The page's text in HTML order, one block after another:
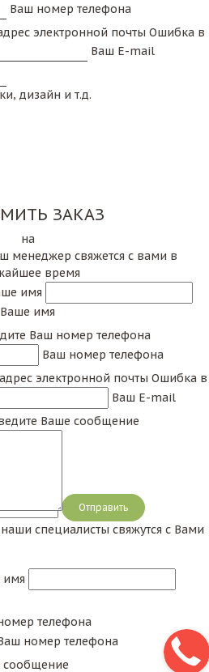
Ваш номер телефона
электронной почты Ошибка в
Ваш E-mail
дизайн и т.д.
ЗАКАЗ
на
менеджер свяжется с вами в
время
имя
Ваше имя
Ваш номер телефона
Ваш номер телефона
электронной почты Ошибка в
Ваш E-mail
Ваше сообщение
Сообщение
специалисты свяжутся с Вами
имя
телефона
номер телефона
сообщение